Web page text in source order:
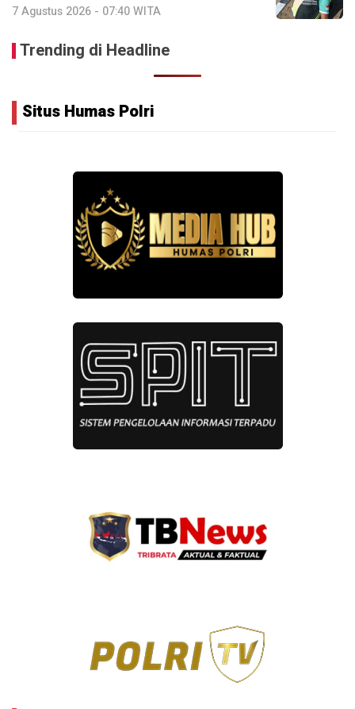
7 Agustus 2026 - 07:40 WITA
Trending di Headline
Situs Humas Polri